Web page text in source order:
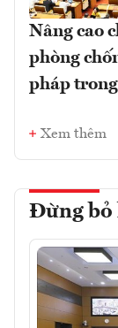
Nâng cao
phòng
pháp
Xem thêm
Đừng bỏ